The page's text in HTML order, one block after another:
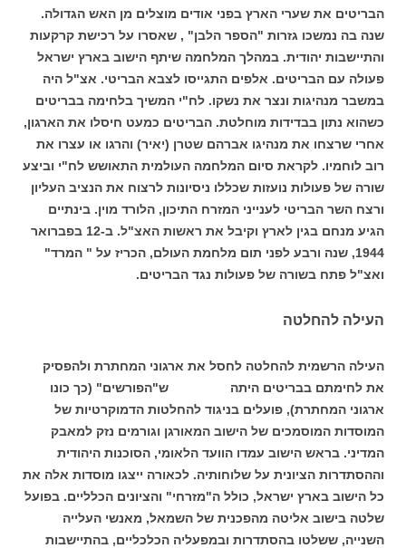
הבריטים את שערי הארץ בפני אודים מוצלים מן האש הגדולה.
שנה בה נמשכו גזרות "הספר הלבן" , שאסרו על רכישת קרקעות
והתיישבות יהודית. במהלך המלחמה שיתף הישוב בארץ ישראל
פעולה עם הבריטים. אלפים התגייסו לצבא הבריטי. אצ"ל היה
במשבר מנהיגות ונצר את נשקו. לח"י המשיך בלחימה בבריטים
כשהוא נתון בבדידות מוחלטת. הבריטים כמעט חיסלו את הארגון,
אחרי שרצחו את מנהיגו אברהם שטרן (יאיר) והרגו או עצרו את
רוב לוחמיו. לקראת סיום המלחמה העולמית התאושש לח"י וביצע
שורה של פעולות נועזות שכללו ניסיונות לרצוח את הנציב העליון
ורצח השר הבריטי לענייני המזרח התיכון, הלורד מוין. בינתיים
הגיע מנחם בגין לארץ וקיבל את ראשות האצ"ל. ב-12 בפברואר
1944, שנה ורבע לפני תום מלחמת העולם, הכריז על " המרד"
ואצ"ל פתח בשורה של פעולות נגד הבריטים.
העילה להחלטה
העילה הרשמית להחלטה לחסל את ארגוני המחתרת ולהפסיק
את לחימתם בבריטים היתה ש"הפורשים" (כך כונו
ארגוני המחתרת), פועלים בניגוד להחלטות הדמוקרטיות של
המוסדות המוסמכים של הישוב המאורגן וגורמים נזק למאבק
המדיני. בראש הישוב עמדו הוועד הלאומי, הסוכנות היהודית
וההסתדרות הציונית על שלוחותיה. לכאורה ייצגו מוסדות אלה את
כל הישוב בארץ ישראל, כולל ה"מזרחי" והציונים הכלליים. בפועל
שלטה בישוב אליטה מהפכנית של השמאל, מאנשי העלייה
השנייה, ששלטו בהסתדרות ובמפעליה הכלכליים, בהתיישבות